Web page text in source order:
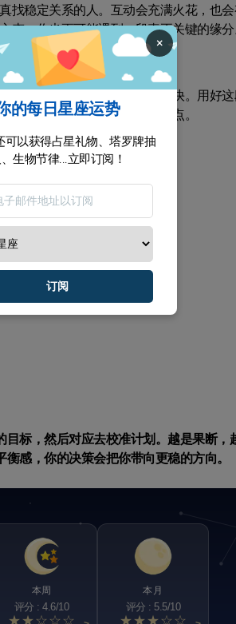
找稳定关系的人。互动会充满火花，也
态，你也更可能遇到一段真正关键的缘
来，也更容易把项目推进得更快。用好
输出，会为你带来更好的落点。
标，然后对应去校准计划。越是果断，
感，你的决策会把你带向更稳的方向。
本周
评分 : 4.6/10
★★☆☆☆
本月
评分 : 5.5/10
★★★☆☆
×
的每日星座运势
可以获得占星礼物、塔罗牌抽
生物节律...立即订阅！
订阅